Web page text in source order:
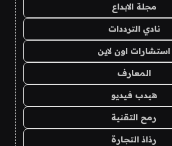
مجلة الابداع
نادي الترددات
استشارات اون لاين
المعارف
هيدب فيديو
رمح التقنية
رذاذ التجارة